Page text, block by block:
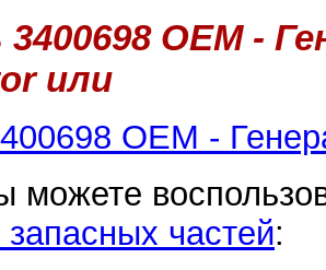
OEM -
или
OEM -
можете
запасных частей: